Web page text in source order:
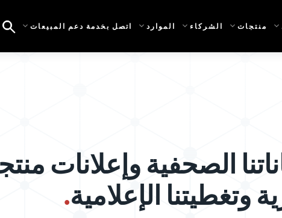
منتجات الشركاء الموارد اتصل بخدمة دعم المبيعات
الصحفية وإعلانات
وتغطيتنا الإعلامية.